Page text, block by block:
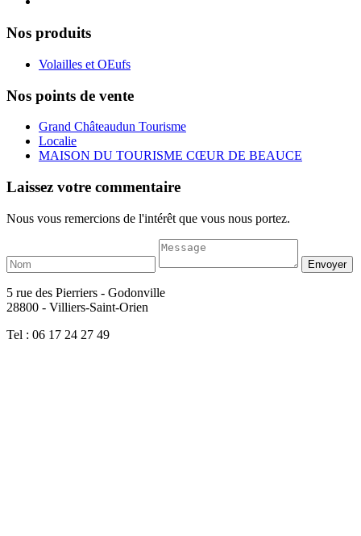
Nos produits
Volailles et OEufs
Nos points de vente
Grand Châteaudun Tourisme
Localie
MAISON DU TOURISME CŒUR DE BEAUCE
Laissez votre commentaire
Nous vous remercions de l'intérêt que vous nous portez.
5 rue des Pierriers - Godonville
28800 - Villiers-Saint-Orien
Tel : 06 17 24 27 49